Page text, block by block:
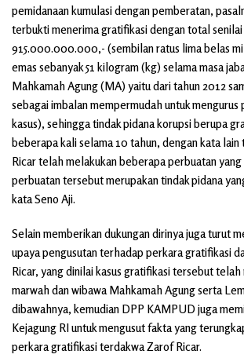
pemidanaan kumulasi dengan pemberatan,
terbukti menerima gratifikasi dengan total senilai
915.000.000.000,- (sembilan ratus lima belas
emas sebanyak 51 kilogram (kg) selama masa
Mahkamah Agung (MA) yaitu dari tahun 2012
sebagai imbalan mempermudah untuk
kasus), sehingga tindak pidana korupsi berupa
beberapa kali selama 10 tahun, dengan kata
Ricar telah melakukan beberapa perbuatan yang
perbuatan tersebut merupakan tindak pidana
kata Seno Aji.
Selain memberikan dukungan dirinya juga turut
upaya pengusutan terhadap perkara gratifikasi
Ricar, yang dinilai kasus gratifikasi tersebut
marwah dan wibawa Mahkamah Agung serta
dibawahnya, kemudian DPP KAMPUD juga
Kejagung RI untuk mengusut fakta yang
perkara gratifikasi terdakwa Zarof Ricar.